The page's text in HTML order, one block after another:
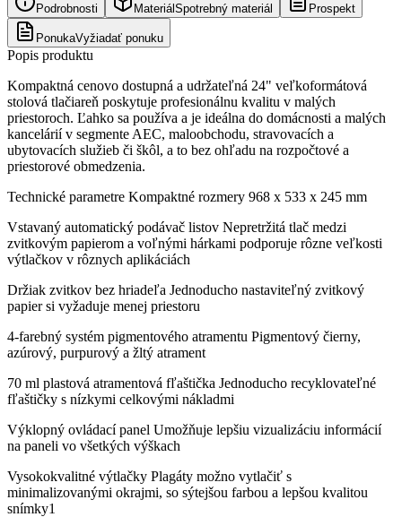
Podrobnosti Materiál Spotrebný materiál Prospekt
PonukaVyžiadať ponuku
Popis produktu
Kompaktná cenovo dostupná a udržateľná 24" veľkoformátová
stolová tlačiareň poskytuje profesionálnu kvalitu v malých
priestoroch. Ľahko sa používa a je ideálna do domácnosti a malých
kancelárií v segmente AEC, maloobchodu, stravovacích a
ubytovacích služieb či škôl, a to bez ohľadu na rozpočtové a
priestorové obmedzenia.
Technické parametre Kompaktné rozmery 968 x 533 x 245 mm
Vstavaný automatický podávač listov Nepretržitá tlač medzi
zvitkovým papierom a voľnými hárkami podporuje rôzne veľkosti
výtlačkov v rôznych aplikáciách
Držiak zvitkov bez hriadeľa Jednoducho nastaviteľný zvitkový
papier si vyžaduje menej priestoru
4-farebný systém pigmentového atramentu Pigmentový čierny,
azúrový, purpurový a žltý atrament
70 ml plastová atramentová fľaštička Jednoducho recyklovateľné
fľaštičky s nízkymi celkovými nákladmi
Výklopný ovládací panel Umožňuje lepšiu vizualizáciu informácií
na paneli vo všetkých výškach
Vysokokvalitné výtlačky Plagáty možno vytlačiť s
minimalizovanými okrajmi, so sýtejšou farbou a lepšou kvalitou
snímky1